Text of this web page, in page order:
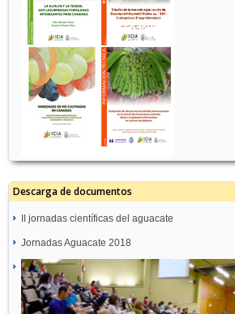
Descarga de documentos
II jornadas científicas del aguacate
Jornadas Aguacate 2018